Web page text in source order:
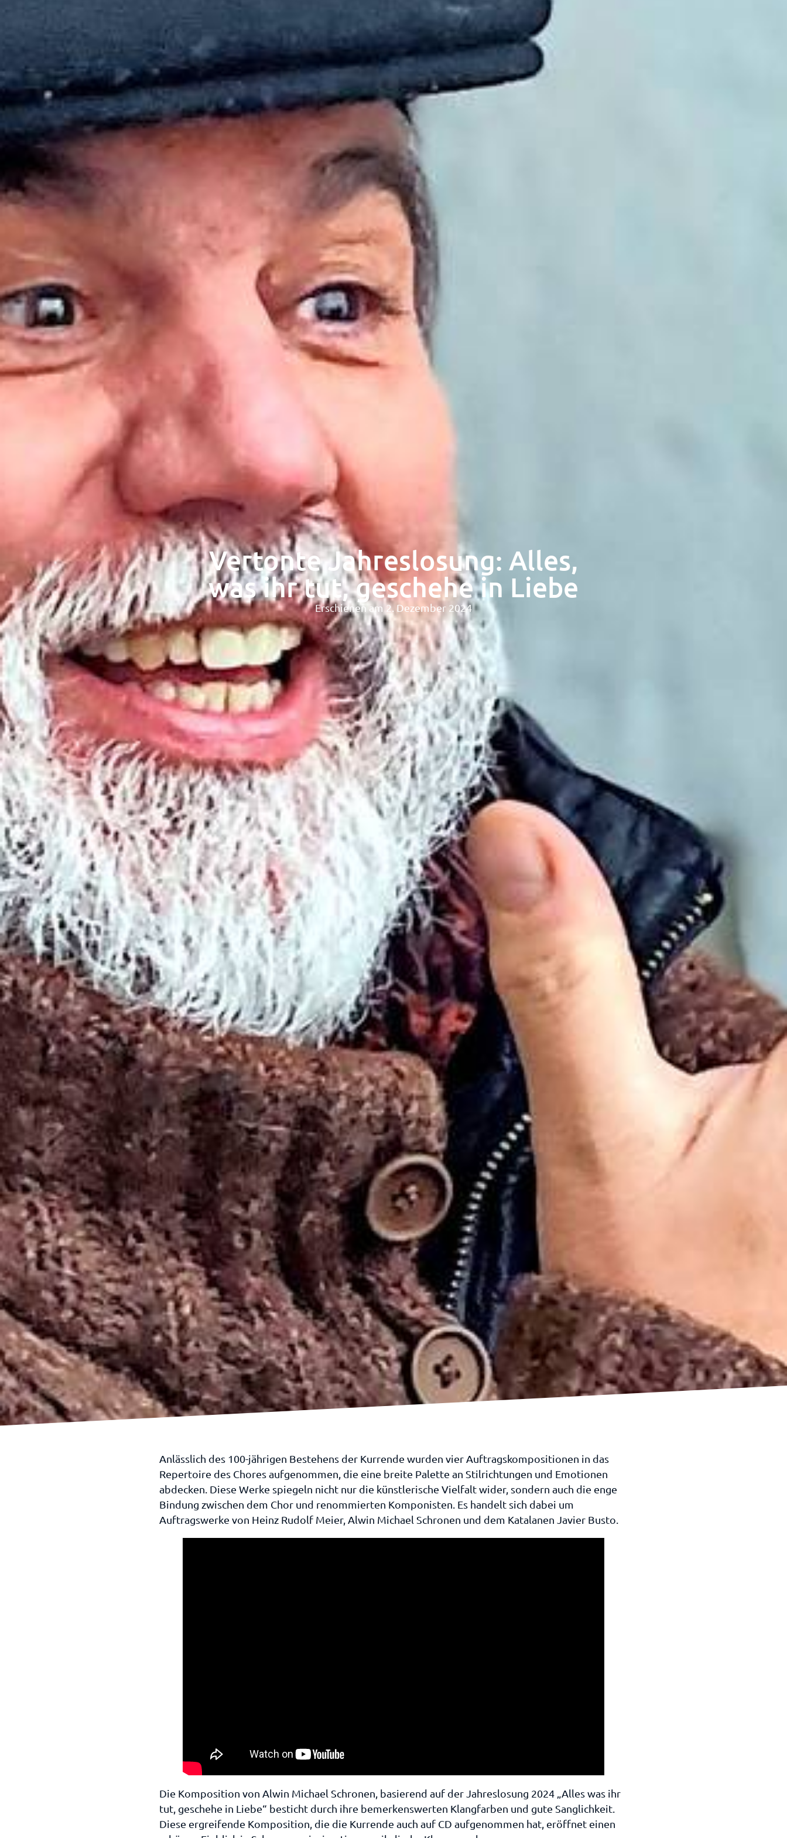
Vertonte Jahreslosung: Alles,
was ihr tut, geschehe in Liebe
Erschienen am 2. Dezember 2024
Anlässlich des 100-jährigen Bestehens der Kurrende wurden vier Auftragskompositionen in das
Repertoire des Chores aufgenommen, die eine breite Palette an Stilrichtungen und Emotionen
abdecken. Diese Werke spiegeln nicht nur die künstlerische Vielfalt wider, sondern auch die enge
Bindung zwischen dem Chor und renommierten Komponisten. Es handelt sich dabei um
Auftragswerke von Heinz Rudolf Meier, Alwin Michael Schronen und dem Katalanen Javier Busto.
Die Komposition von Alwin Michael Schronen, basierend auf der Jahreslosung 2024 „Alles was ihr
tut, geschehe in Liebe“ besticht durch ihre bemerkenswerten Klangfarben und gute Sanglichkeit.
Diese ergreifende Komposition, die die Kurrende auch auf CD aufgenommen hat, eröffnet einen